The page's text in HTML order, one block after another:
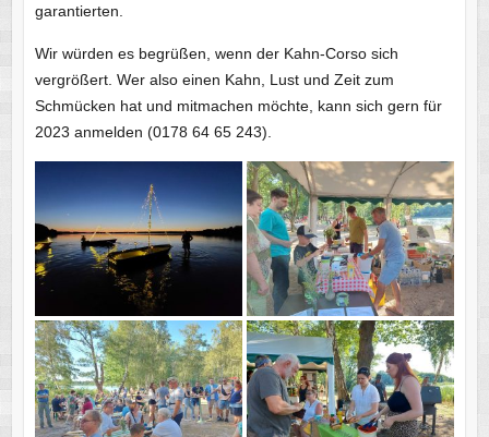
garantierten.
Wir würden es begrüßen, wenn der Kahn-Corso sich
vergrößert. Wer also einen Kahn, Lust und Zeit zum
Schmücken hat und mitmachen möchte, kann sich gern für
2023 anmelden (0178 64 65 243).